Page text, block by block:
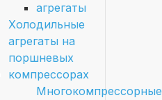
агрегаты
Холодильные
агрегаты на
поршневых
компрессорах
Многокомпрессорные